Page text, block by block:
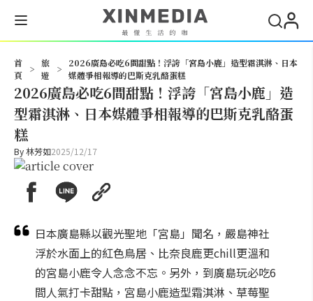
首
頁
>
旅
遊
>
2026廣島必吃6間甜點！浮誇「宮島小鹿」造型霜淇淋、日本
媒體爭相報導的巴斯克乳酪蛋糕
2026廣島必吃6間甜點！浮誇「宮島小鹿」造
型霜淇淋、日本媒體爭相報導的巴斯克乳酪蛋
糕
By林芳如2025/12/17
日本廣島縣以觀光聖地「宮島」聞名，嚴島神社
浮於水面上的紅色鳥居、比奈良鹿更chill更溫和
的宮島小鹿令人念念不忘。另外，到廣島玩必吃6
間人氣打卡甜點，宮島小鹿造型霜淇淋、草莓聖